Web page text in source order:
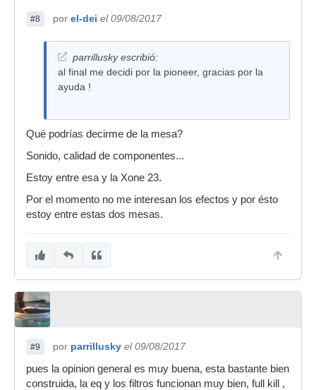
#8 por el-dei el 09/08/2017
parrillusky escribió:
al final me decidi por la pioneer, gracias por la
ayuda !
Qué podrías decirme de la mesa?
Sonido, calidad de componentes...
Estoy entre esa y la Xone 23.
Por el momento no me interesan los efectos y por ésto
estoy entre estas dos mesas.
#9 por parrillusky el 09/08/2017
pues la opinion general es muy buena, esta bastante bien
construida, la eq y los filtros funcionan muy bien, full kill ,